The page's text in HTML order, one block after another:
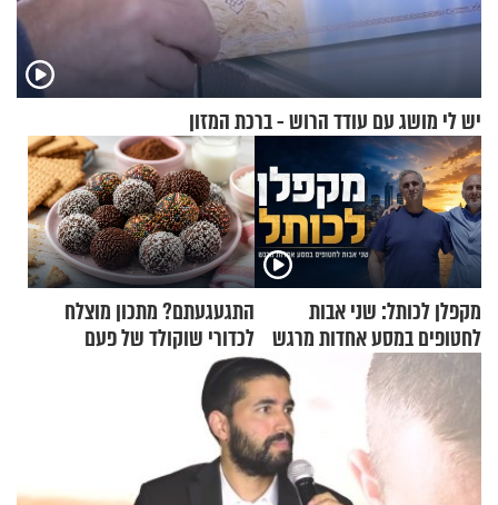
יש לי מושג עם עודד הרוש - ברכת המזון
מקפלן לכותל: שני אבות
לחטופים במסע אחדות מרגש
התגעגעתם? מתכון מוצלח
לכדורי שוקולד של פעם